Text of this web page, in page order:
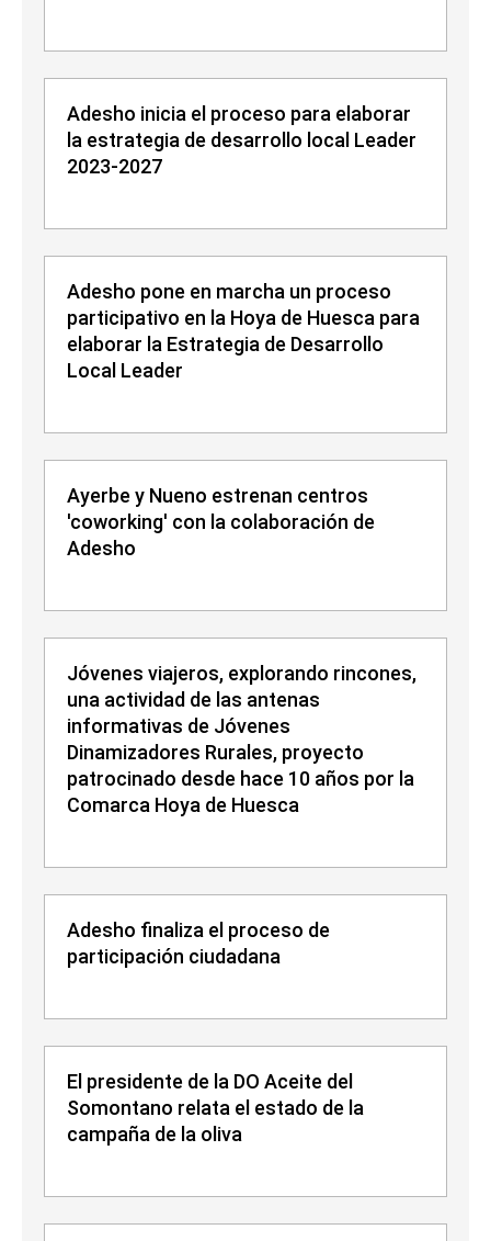
Adesho inicia el proceso para elaborar
la estrategia de desarrollo local Leader
2023-2027
Adesho pone en marcha un proceso
participativo en la Hoya de Huesca para
elaborar la Estrategia de Desarrollo
Local Leader
Ayerbe y Nueno estrenan centros
'coworking' con la colaboración de
Adesho
Jóvenes viajeros, explorando rincones,
una actividad de las antenas
informativas de Jóvenes
Dinamizadores Rurales, proyecto
patrocinado desde hace 10 años por la
Comarca Hoya de Huesca
Adesho finaliza el proceso de
participación ciudadana
El presidente de la DO Aceite del
Somontano relata el estado de la
campaña de la oliva